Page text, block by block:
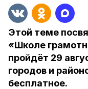
Этой теме
«Школе
пройдёт 29
городов и
бесплатное.